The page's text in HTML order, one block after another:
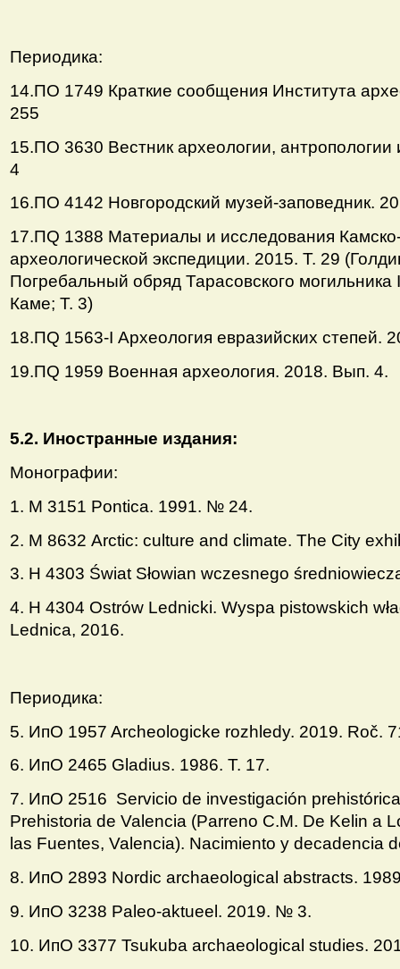
Периодика:
14.ПО 1749 Краткие сообщения Института
255
15.ПО 3630 Вестник археологии,
4
16.ПО 4142 Новгородский музей-заповедник.
17.ПQ 1388 Материалы и исследования
археологической экспедиции. 2015. Т. 29
Погребальный обряд Тарасовского
Каме; Т. 3)
18.ПQ 1563-I Археология евразийских степей.
19.ПQ 1959 Военная археология. 2018. Вып. 4.
5.2. Иностранные издания:
Монографии:
1. M 3151 Pontica. 1991. № 24.
2. M 8632 Arctic: culture and climate. The City
3. Н 4303 Świat Słowian wczesnego
4. Н 4304 Ostrów Lednicki. Wyspa pistowskich
Lednica, 2016.
Периодика:
5. ИпO 1957 Archeologicke rozhledy. 2019. Roč.
6. ИпO 2465 Gladius. 1986. T. 17.
7. ИпO 2516 Servicio de investigación
Prehistoria de Valencia (Parreno C.M. De Kelin a
las Fuentes, Valencia). Nacimiento y decadencia
8. ИпO 2893 Nordic archaeological abstracts.
9. ИпO 3238 Paleo-aktueel. 2019. № 3.
10. ИпO 3377 Tsukuba archaeological studies.